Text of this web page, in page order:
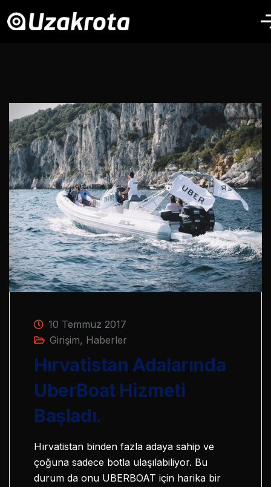
10 Temmuz 2017
Girişim, Haberler
Hırvatistan Adalarında
UberBoat Hizmeti
Başladı.
Hırvatistan binden fazla adaya sahip ve
çoğuna sadece botla ulaşılabiliyor. Bu
durum da onu UBERBOAT için harika bir